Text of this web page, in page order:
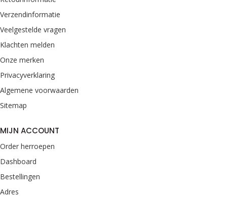
Verzendinformatie
Veelgestelde vragen
Klachten melden
Onze merken
Privacyverklaring
Algemene voorwaarden
Sitemap
MIJN ACCOUNT
Order herroepen
Dashboard
Bestellingen
Adres